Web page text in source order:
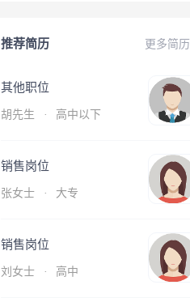
更多简历
推荐简历
其他职位
胡先生 · 高中以下
销售岗位
张女士 · 大专
销售岗位
刘女士 · 高中